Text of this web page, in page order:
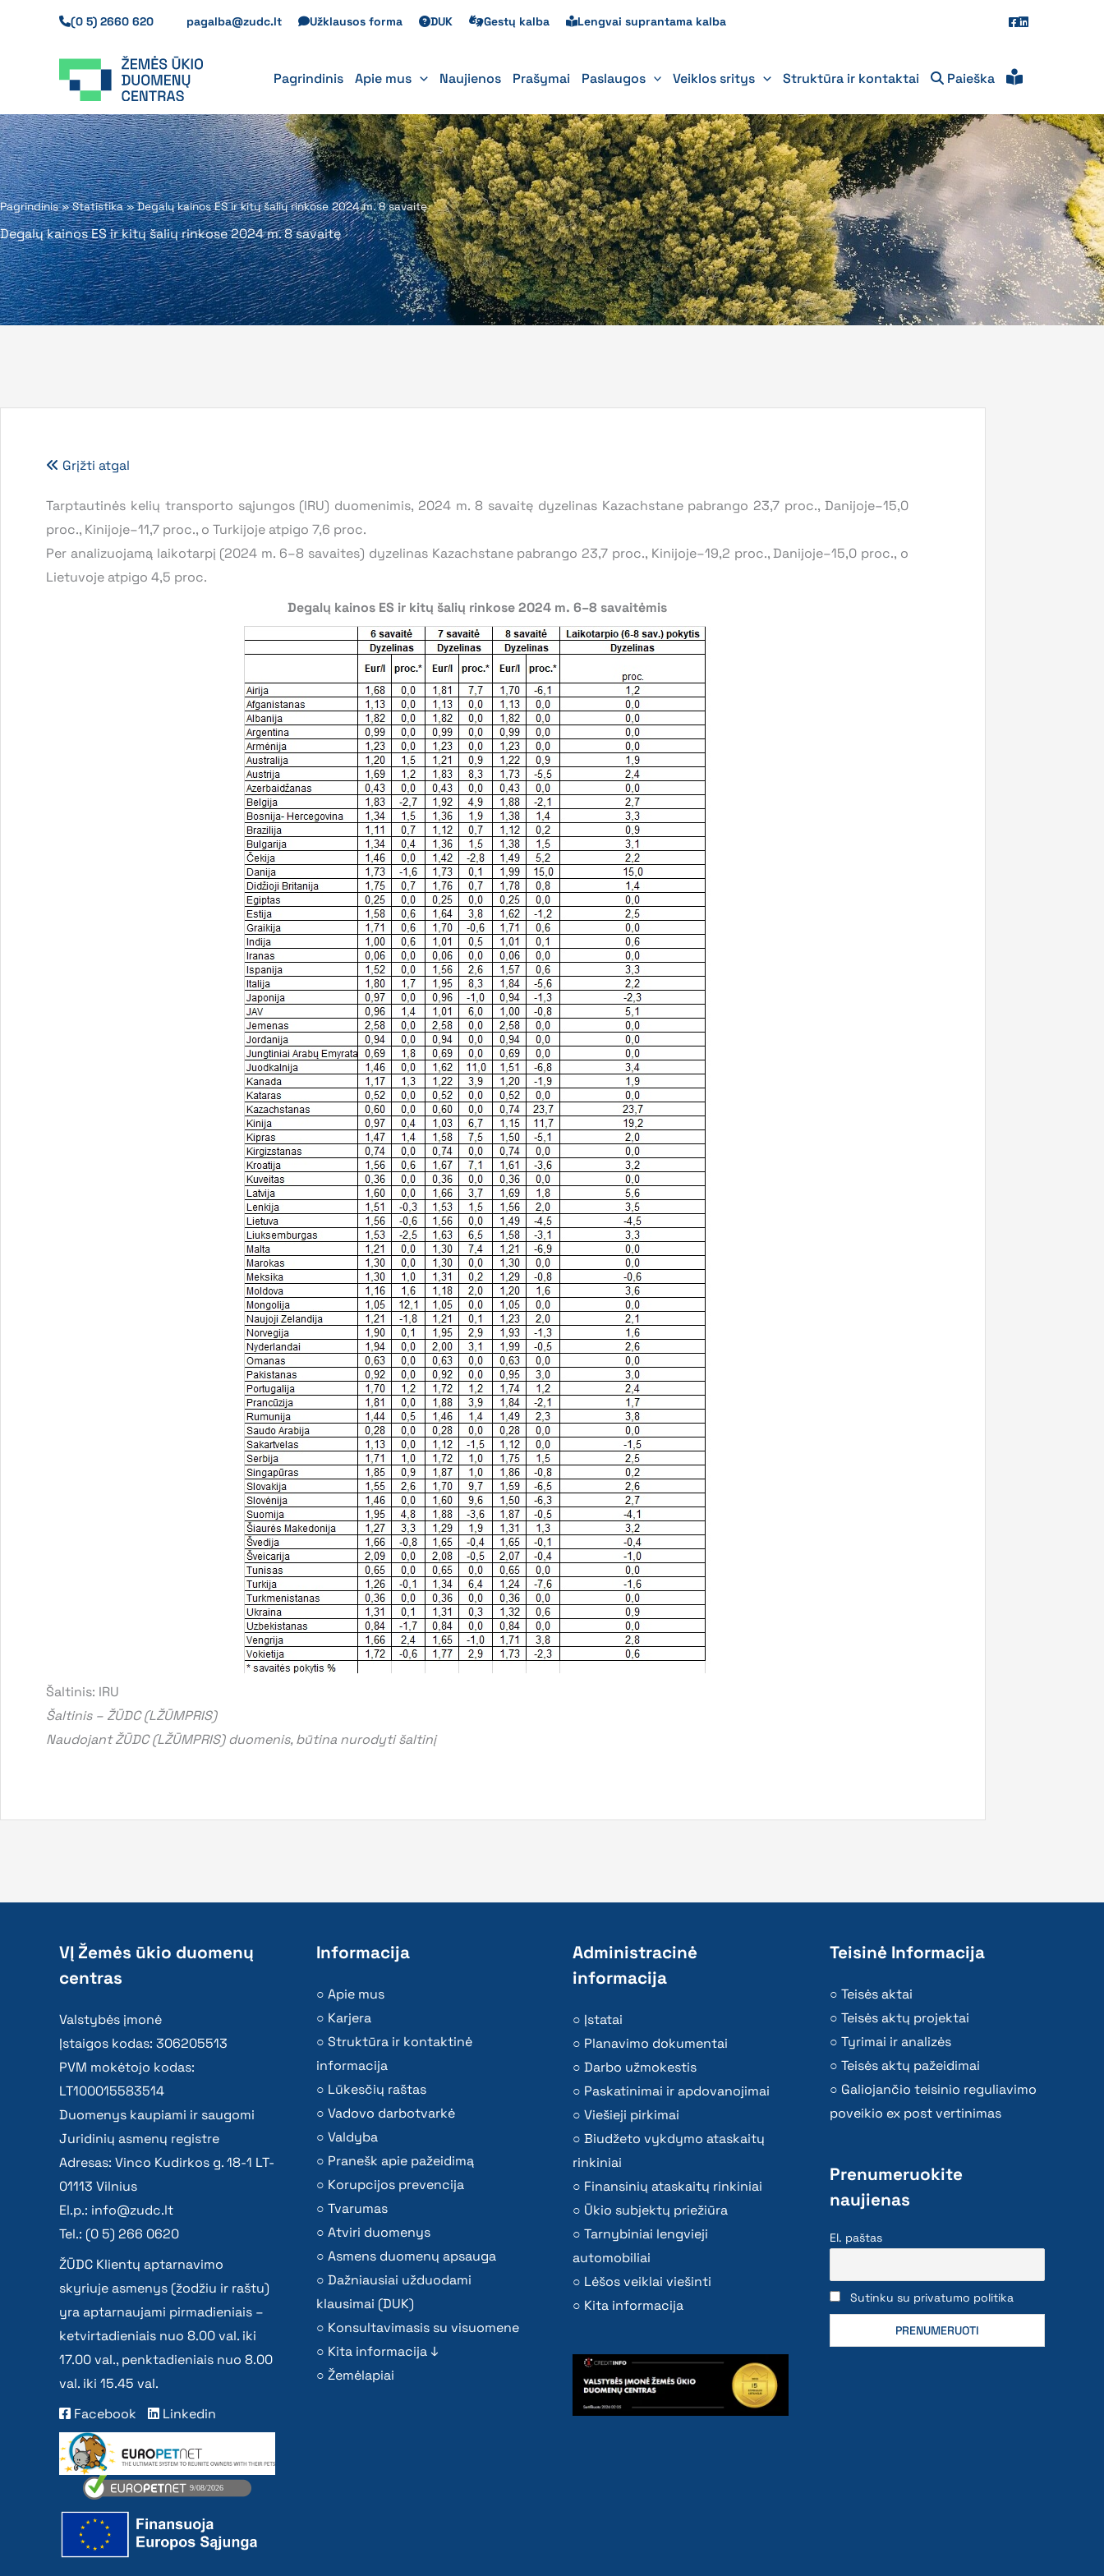
(0 5) 2660 620 pagalba@zudc.lt Užklausos forma DUK Gestų kalba Lengvai suprantama kalba
Pagrindinis Apie mus Naujienos Prašymai Paslaugos Veiklos sritys Struktūra ir kontaktai Paieška
Pagrindinis»Statistika»Degalų kainos ES ir kitų šalių rinkose 2024 m. 8 savaitę
Degalų kainos ES ir kitų šalių rinkose 2024 m. 8 savaitę
Grįžti atgal
Tarptautinės kelių transporto sąjungos (IRU) duomenimis, 2024 m. 8 savaitę dyzelinas Kazachstane pabrango 23,7 proc., Danijoje–15,0
proc., Kinijoje–11,7 proc., o Turkijoje atpigo 7,6 proc.
Per analizuojamą laikotarpį (2024 m. 6–8 savaites) dyzelinas Kazachstane pabrango 23,7 proc., Kinijoje–19,2 proc., Danijoje–15,0 proc., o
Lietuvoje atpigo 4,5 proc.
Degalų kainos ES ir kitų šalių rinkose 2024 m. 6–8 savaitėmis
Šaltinis: IRU
Šaltinis – ŽŪDC (LŽŪMPRIS)
Naudojant ŽŪDC (LŽŪMPRIS) duomenis, būtina nurodyti šaltinį
VĮ Žemės ūkio duomenų
centras
Valstybės įmonė
Įstaigos kodas: 306205513
PVM mokėtojo kodas:
LT100015583514
Duomenys kaupiami ir saugomi
Juridinių asmenų registre
Adresas: Vinco Kudirkos g. 18-1 LT-
01113 Vilnius
El.p.: info@zudc.lt
Tel.: (0 5) 266 0620
ŽŪDC Klientų aptarnavimo
skyriuje asmenys (žodžiu ir raštu)
yra aptarnaujami pirmadieniais –
ketvirtadieniais nuo 8.00 val. iki
17.00 val., penktadieniais nuo 8.00
val. iki 15.45 val.
Facebook
Linkedin
Informacija
Apie mus
Karjera
Struktūra ir kontaktinė
informacija
Lūkesčių raštas
Vadovo darbotvarkė
Valdyba
Pranešk apie pažeidimą
Korupcijos prevencija
Tvarumas
Atviri duomenys
Asmens duomenų apsauga
Dažniausiai užduodami
klausimai (DUK)
Konsultavimasis su visuomene
Kita informacija ↓
Žemėlapiai
Administracinė
informacija
Įstatai
Planavimo dokumentai
Darbo užmokestis
Paskatinimai ir apdovanojimai
Viešieji pirkimai
Biudžeto vykdymo ataskaitų
rinkiniai
Finansinių ataskaitų rinkiniai
Ūkio subjektų priežiūra
Tarnybiniai lengvieji
automobiliai
Lėšos veiklai viešinti
Kita informacija
Teisinė Informacija
Teisės aktai
Teisės aktų projektai
Tyrimai ir analizės
Teisės aktų pažeidimai
Galiojančio teisinio reguliavimo
poveikio ex post vertinimas
Prenumeruokite
naujienas
El. paštas
Sutinku su privatumo politika